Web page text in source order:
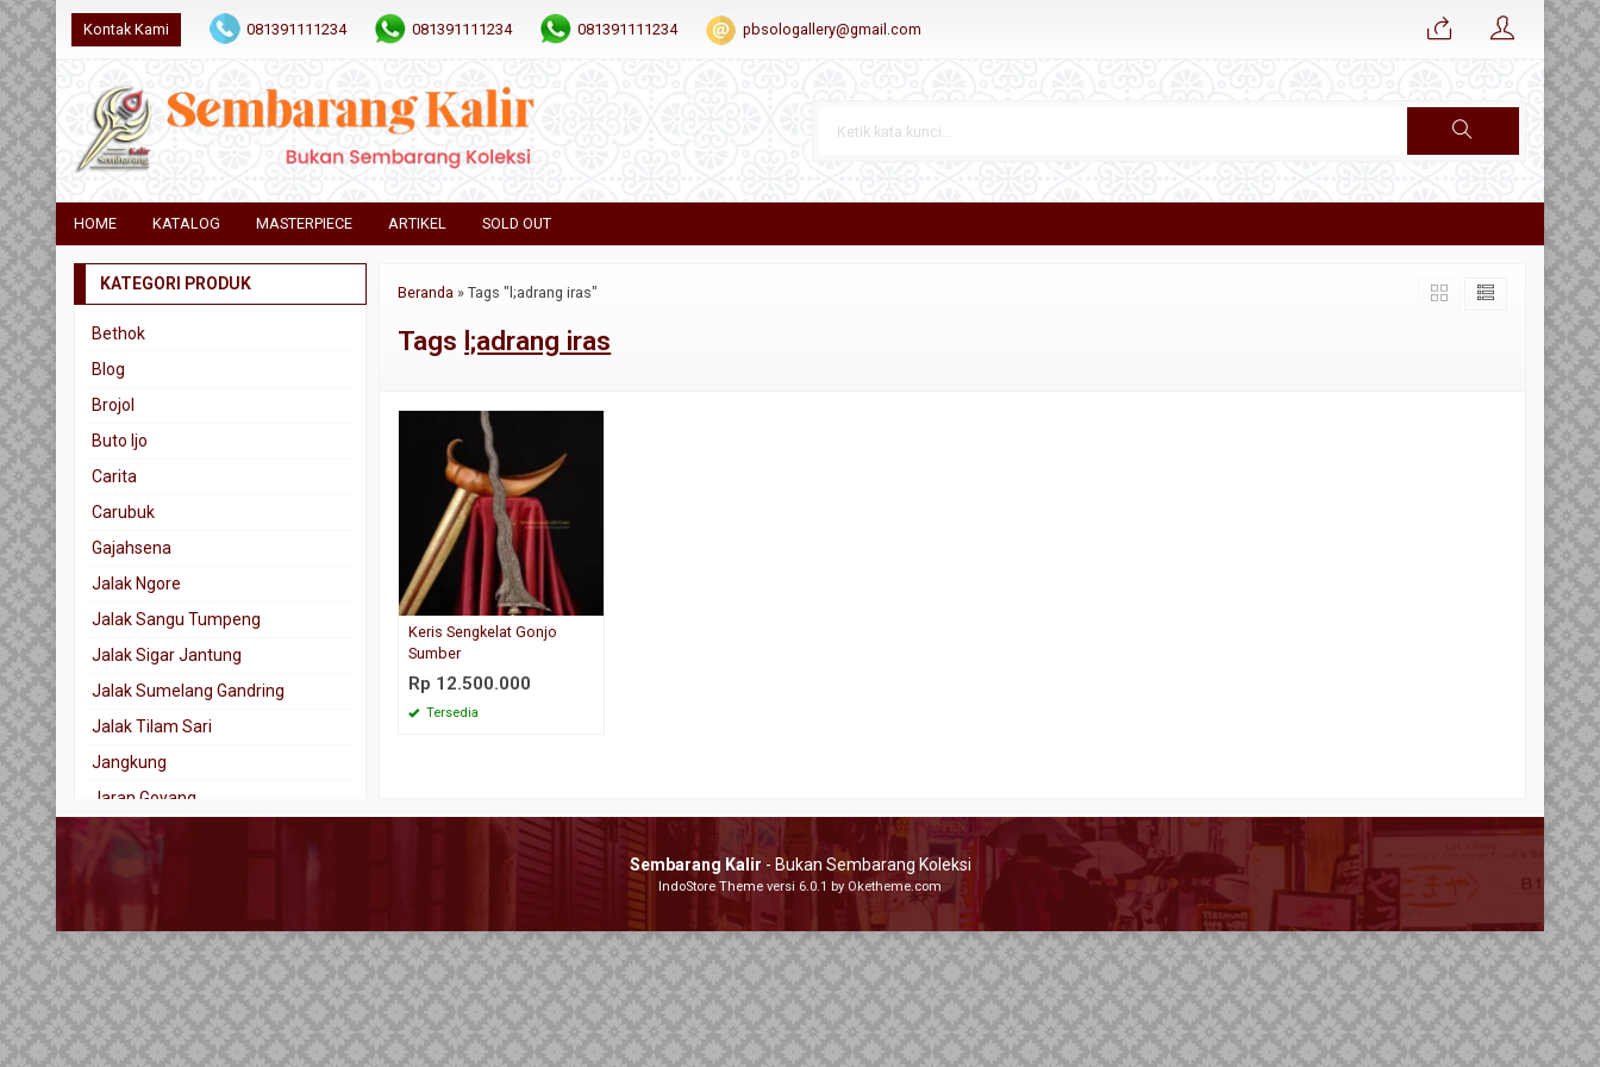
Kontak Kami 081391111234 081391111234 081391111234 pbsologallery@gmail.com
HOME KATALOG MASTERPIECE ARTIKEL SOLD OUT
Beranda »Tags "l;adrang iras"
Tags l;adrang iras
Keris Sengkelat Gonjo
Sumber
Rp 12.500.000
Tersedia
KATEGORI PRODUK
Bethok
Blog
Brojol
Buto Ijo
Carita
Carubuk
Gajahsena
Jalak Ngore
Jalak Sangu Tumpeng
Jalak Sigar Jantung
Jalak Sumelang Gandring
Jalak Tilam Sari
Jangkung
Jaran Goyang
Kala Nadhah
Kebo Kantong
Kebo Lajer
Keris Tindih
Kinatah
Sembarang Kalir - Bukan Sembarang Koleksi
IndoStore Theme versi 6.0.1 by Oketheme.com